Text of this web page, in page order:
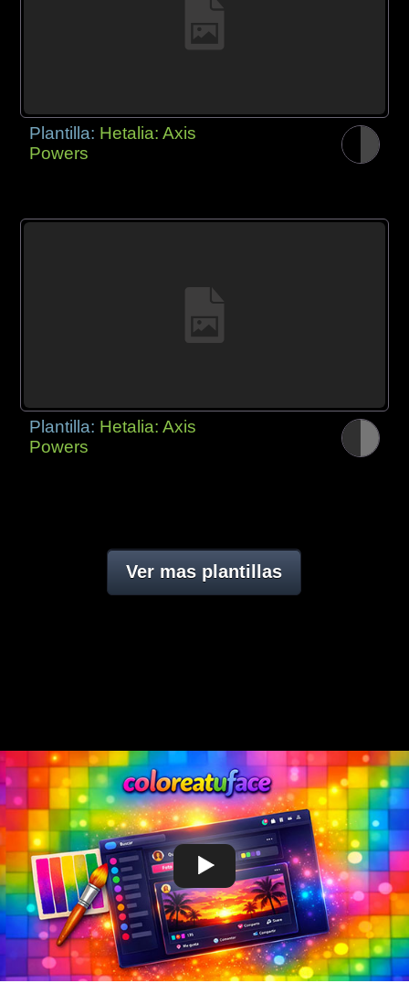
Plantilla: Hetalia: Axis
Powers
Plantilla: Hetalia: Axis
Powers
Ver mas plantillas